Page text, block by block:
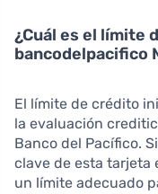
¿Cuál es el límite
bancodelpacifico
El límite de crédito
la evaluación
Banco del Pacífico.
clave de esta tarjeta
un límite adecuado